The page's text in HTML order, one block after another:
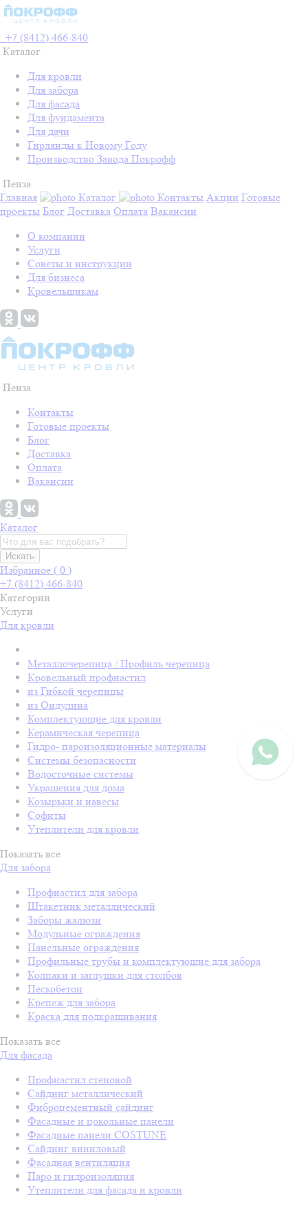
+7 (8412) 466-840
Каталог
Для кровли
Для забора
Для фасада
Для фундамента
Для дачи
Гирлянды к Новому Году
Производство Завода Покрофф
Пенза
Главная
Каталог Контакты Акции Готовые
проекты Блог Доставка Оплата Вакансии
О компании
Услуги
Советы и инструкции
Для бизнеса
Кровельщикам
Пенза
Контакты
Готовые проекты
Блог
Доставка
Оплата
Вакансии
Каталог
Искать
Избранное ( 0 )
+7 (8412) 466-840
Категории
Услуги
Для кровли
Металлочерепица / Профиль черепица
Кровельный профнастил
из Гибкой черепицы
из Ондулина
Комплектующие для кровли
Керамическая черепица
Гидро- пароизоляционные материалы
Системы безопасности
Водосточные системы
Украшения для дома
Козырьки и навесы
Софиты
Утеплители для кровли
Показать все
Для забора
Профнастил для забора
Штакетник металлический
Заборы жалюзи
Модульные ограждения
Панельные ограждения
Профильные трубы и комплектующие для забора
Колпаки и заглушки для столбов
Пескобетон
Крепеж для забора
Краска для подкрашивания
Показать все
Для фасада
Профнастил стеновой
Сайдинг металлический
Фиброцементный сайдинг
Фасадные и цокольные панели
Фасадные панели COSTUNE
Сайдинг виниловый
Фасадная вентиляция
Паро и гидроизоляция
Утеплители для фасада и кровли